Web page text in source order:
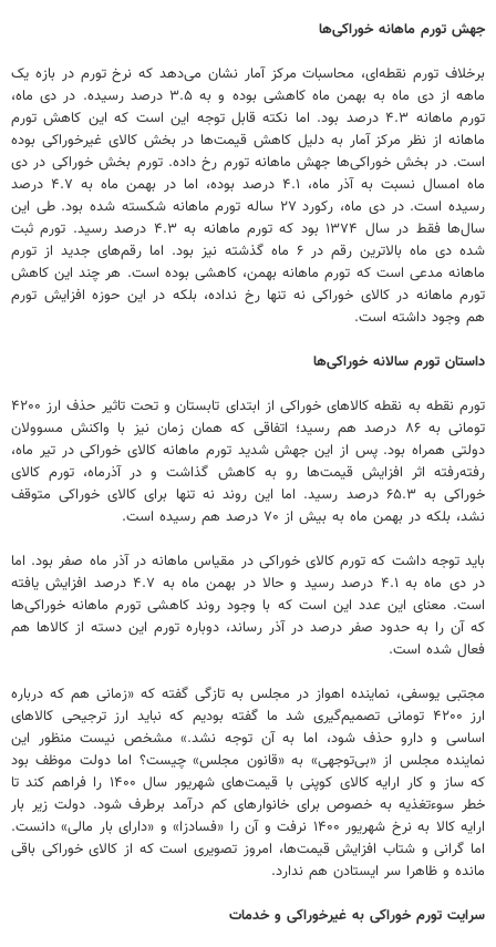
جهش تورم ماهانه خوراکی‌ها
برخلاف تورم نقطه‌ای، محاسبات مرکز آمار نشان می‌دهد که نرخ تورم در بازه یک
ماهه از دی ماه به بهمن ماه کاهشی بوده و به ۳.۵ درصد رسیده. در دی ماه،
تورم ماهانه ۴.۳ درصد بود. اما نکته قابل توجه این است که این کاهش تورم
ماهانه از نظر مرکز آمار به دلیل کاهش قیمت‌ها در بخش کالای غیرخوراکی بوده
است. در بخش خوراکی‌ها جهش ماهانه تورم رخ داده. تورم بخش خوراکی در دی
ماه امسال نسبت به آذر ماه، ۴.۱ درصد بوده، اما در بهمن ماه به ۴.۷ درصد
رسیده است. در دی ماه، رکورد ۲۷ ساله تورم ماهانه شکسته شده بود. طی این
سال‌ها فقط در سال ۱۳۷۴ بود که تورم ماهانه به ۴.۳ درصد رسید. تورم ثبت
شده دی ماه بالاترین رقم در ۶ ماه گذشته نیز بود. اما رقم‌های جدید از تورم
ماهانه مدعی است که تورم ماهانه بهمن، کاهشی بوده است. هر چند این کاهش
تورم ماهانه در کالای خوراکی نه تنها رخ نداده، بلکه در این حوزه افزایش تورم
هم وجود داشته است.
داستان تورم سالانه خوراکی‌ها
تورم نقطه به نقطه کالاهای خوراکی از ابتدای تابستان و تحت تاثیر حذف ارز ۴۲۰۰
تومانی به ۸۶ درصد هم رسید؛ اتفاقی که همان زمان نیز با واکنش مسوولان
دولتی همراه بود. پس از این جهش شدید تورم ماهانه کالای خوراکی در تیر ماه،
رفته‌رفته اثر افزایش قیمت‌ها رو به کاهش گذاشت و در آذرماه، تورم کالای
خوراکی به ۶۵.۳ درصد رسید. اما این روند نه تنها برای کالای خوراکی متوقف
نشد، بلکه در بهمن ماه به بیش از ۷۰ درصد هم رسیده است.
باید توجه داشت که تورم کالای خوراکی در مقیاس ماهانه در آذر ماه صفر بود. اما
در دی ماه به ۴.۱ درصد رسید و حالا در بهمن ماه به ۴.۷ درصد افزایش یافته
است. معنای این عدد این است که با وجود روند کاهشی تورم ماهانه خوراکی‌ها
که آن را به حدود صفر درصد در آذر رساند، دوباره تورم این دسته از کالاها هم
فعال شده است.
مجتبی یوسفی، نماینده اهواز در مجلس به تازگی گفته که «زمانی هم که درباره
ارز ۴۲۰۰ تومانی تصمیم‌گیری شد ما گفته بودیم که نباید ارز ترجیحی کالاهای
اساسی و دارو حذف شود، اما به آن توجه نشد.» مشخص نیست منظور این
نماینده مجلس از «بی‌توجهی» به «قانون مجلس» چیست؟ اما دولت موظف بود
که ساز و کار ارایه کالای کوپنی با قیمت‌های شهریور سال ۱۴۰۰ را فراهم کند تا
خطر سوءتغذیه به خصوص برای خانوارهای کم درآمد برطرف شود. دولت زیر بار
ارایه کالا به نرخ شهریور ۱۴۰۰ نرفت و آن را «فسادزا» و «دارای بار مالی» دانست.
اما گرانی و شتاب افزایش قیمت‌ها، امروز تصویری است که از کالای خوراکی باقی
مانده و ظاهرا سر ایستادن هم ندارد.
سرایت تورم خوراکی به غیرخوراکی و خدمات